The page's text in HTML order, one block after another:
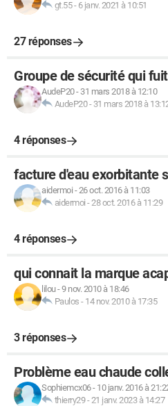
gt.55- 6 janv. 2021 à 10:51
27 réponses
Groupe de sécurité qui fuit
AudeP20- 31 mars 2018 à 12:10
AudeP20- 31 mars 2018 à
4 réponses
facture d'eau exorbitante
aidermoi -26 oct. 2016 à 11:03
aidermoi -28 oct. 2016 à 11:29
4 réponses
qui connait la marque
lilou-9 nov. 2010 à 18:46
Paulos - 14 nov. 2010 à 17:35
3 réponses
Problème eau chaude
Sophiemcx06- 10 janv. 2016 à
thierry29-21 janv. 2023 à 14:27